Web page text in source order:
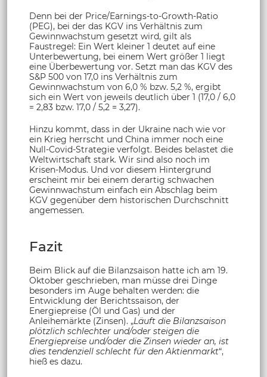
Denn bei der Price/Earnings-to-Growth-Ratio
(PEG), bei der das KGV ins Verhältnis zum
Gewinnwachstum gesetzt wird, gilt als
Faustregel: Ein Wert kleiner 1 deutet auf eine
Unterbewertung, bei einem Wert größer 1 liegt
eine Überbewertung vor. Setzt man das KGV des
S&P 500 von 17,0 ins Verhältnis zum
Gewinnwachstum von 6,0 % bzw. 5,2 %, ergibt
sich ein Wert von jeweils deutlich über 1 (17,0 / 6,0
= 2,83 bzw. 17,0 / 5,2 = 3,27).
Hinzu kommt, dass in der Ukraine nach wie vor
ein Krieg herrscht und China immer noch eine
Null-Covid-Strategie verfolgt. Beides belastet die
Weltwirtschaft stark. Wir sind also noch im
Krisen-Modus. Und vor diesem Hintergrund
erscheint mir bei einem derartig schwachen
Gewinnwachstum einfach ein Abschlag beim
KGV gegenüber dem historischen Durchschnitt
angemessen.
Fazit
Beim Blick auf die Bilanzsaison hatte ich am 19.
Oktober geschrieben, man müsse drei Dinge
besonders im Auge behalten werden: die
Entwicklung der Berichtssaison, der
Energiepreise (Öl und Gas) und der
Anleihemärkte (Zinsen). „Läuft die Bilanzsaison
plötzlich schlechter und/oder steigen die
Energiepreise und/oder die Zinsen wieder an, ist
dies tendenziell schlecht für den Aktienmarkt“,
hieß es dazu.